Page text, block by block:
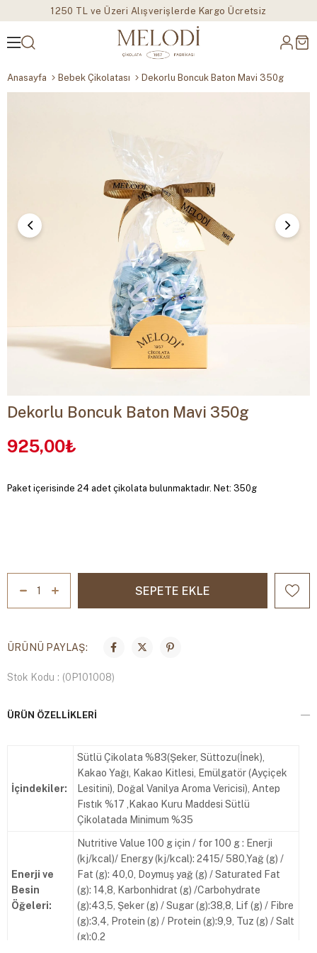
1250 TL ve Üzeri Alışverişlerde Kargo Ücretsiz
Anasayfa Bebek Çikolatası Dekorlu Boncuk Baton Mavi 350g
Dekorlu Boncuk Baton Mavi 350g
925,00₺
Paket içerisinde 24 adet çikolata bulunmaktadır. Net: 350g
ÜRÜNÜ PAYLAŞ:
Stok Kodu (0P101008)
ÜRÜN ÖZELLIKLERI
İçindekiler:
Sütlü Çikolata %83(Şeker, Süttozu(İnek),
Kakao Yağı, Kakao Kitlesi, Emülgatör (Ayçiçek
Lesitini), Doğal Vanilya Aroma Vericisi), Antep
Fıstık %17 ,Kakao Kuru Maddesi Sütlü
Çikolatada Minimum %35
Enerji ve
Besin
Öğeleri:
Nutritive Value 100 g için / for 100 g : Enerji
(kj/kcal)/ Energy (kj/kcal): 2415/ 580,Yağ (g) /
Fat (g): 40,0, Doymuş yağ (g) / Saturated Fat
(g): 14,8, Karbonhidrat (g) /Carbohydrate
(g):43,5, Şeker (g) / Sugar (g):38,8, Lif (g) / Fibre
(g):3,4, Protein (g) / Protein (g):9,9, Tuz (g) / Salt
(g):0,2